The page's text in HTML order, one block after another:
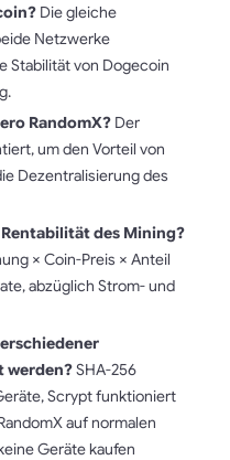
Die gleiche
Netzwerke
Stabilität von Dogecoin
RandomX? Der
um den Vorteil von
Dezentralisierung des
des Mining?
× Coin-Preis × Anteil
abzüglich Strom- und
werden?SHA-256
Scrypt funktioniert
auf normalen
Geräte kaufen